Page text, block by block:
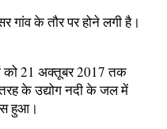
गांव के तौर पर होने लगी है।
को 21 अक्तूबर 2017 तक
के उद्योग नदी के जल में
हुआ।